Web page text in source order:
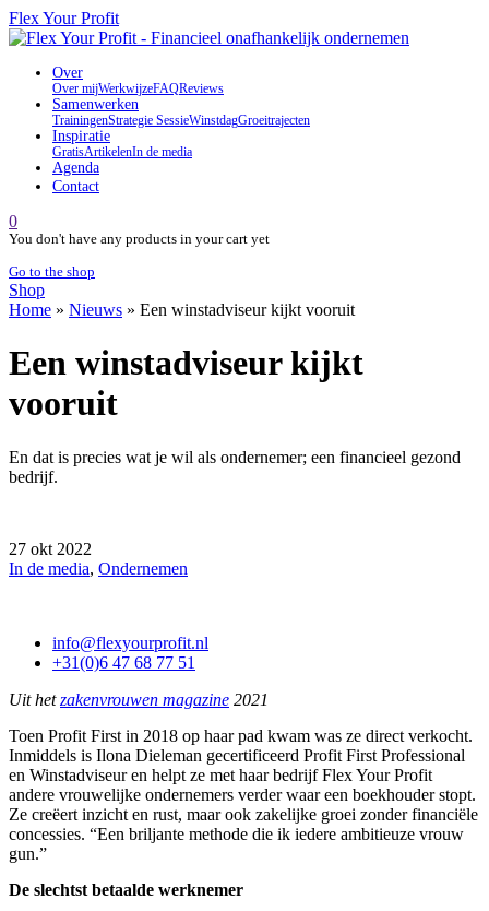
Flex Your Profit
Over
Over mijWerkwijzeFAQReviews
Samenwerken
TrainingenStrategie SessieWinstdagGroeitrajecten
Inspiratie
GratisArtikelen In de media
Agenda
Contact
0
You don't have any products in your cart yet
Go to the shop
Shop
Home » Nieuws » Een winstadviseur kijkt vooruit
Een winstadviseur kijkt
vooruit
En dat is precies wat je wil als ondernemer; een financieel gezond
bedrijf.
27 okt 2022
In de media, Ondernemen
info@flexyourprofit.nl
+31(0)6 47 68 77 51
Uit hetzakenvrouwen magazine 2021
Toen Profit First in 2018 op haar pad kwam was ze direct verkocht.
Inmiddels is Ilona Dieleman gecertificeerd Profit First Professional
en Winstadviseur en helpt ze met haar bedrijf Flex Your Profit
andere vrouwelijke ondernemers verder waar een boekhouder stopt.
Ze creëert inzicht en rust, maar ook zakelijke groei zonder financiële
concessies. “Een briljante methode die ik iedere ambitieuze vrouw
gun.”
De slechtst betaalde werknemer